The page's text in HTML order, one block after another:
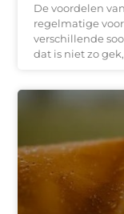
De voordelen
regelmatige
verschillende
dat is niet zo